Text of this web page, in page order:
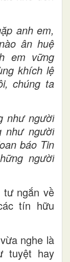
anh em,
ân huệ
em vững
khích lệ
chúng ta
như người
như người
báo Tin
người
tư ngắn về
tín hữu
nghe là
tuyệt hay